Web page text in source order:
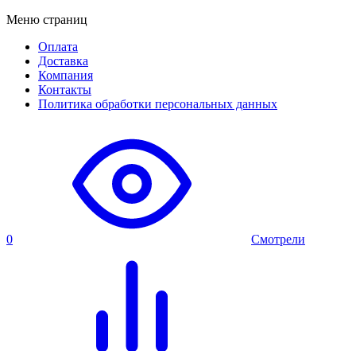
Меню страниц
Оплата
Доставка
Компания
Контакты
Политика обработки персональных данных
0 Смотрели